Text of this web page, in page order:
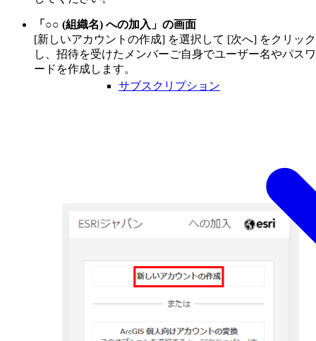
サブスクリプション
「○○ (組織名) への加入」の画面
[新しいアカウントの作成] を選択して [次へ] をクリック
し、招待を受けたメンバーご自身でユーザー名やパスワ
ードを作成します。